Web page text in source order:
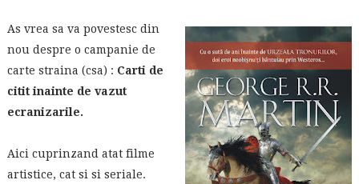
As vrea sa va povestesc din
nou despre o campanie de
carte straina (csa) : Carti de
citit inainte de vazut
ecranizarile.
Aici cuprinzand atat filme
artistice, cat si si seriale.